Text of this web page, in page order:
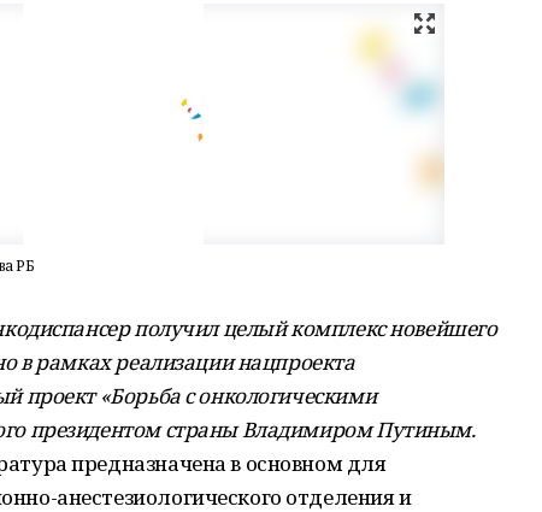
РБ
получил целый комплекс новейшего
в рамках реализации нацпроекта
проект «Борьба с онкологическими
президентом страны Владимиром Путиным.
предназначена в основном для
анестезиологического отделения и